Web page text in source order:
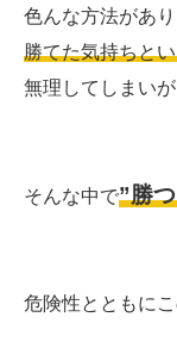
色んな方法があり
勝てた気持ちと
無理してしまいが
そんな中で”勝
危険性とともに